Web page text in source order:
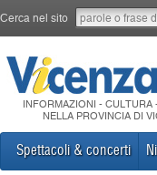
Cerca nel sito
INFORMAZIONI - CULTURA
NELLA PROVINCIA DI
Spettacoli & concerti